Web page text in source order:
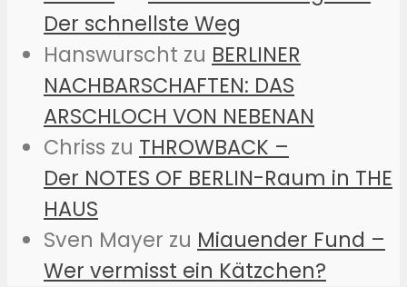
Der schnellste Weg
Hanswurscht zu BERLINER
NACHBARSCHAFTEN: DAS
ARSCHLOCH VON NEBENAN
Chriss zu THROWBACK –
Der NOTES OF BERLIN-Raum in THE
HAUS
Sven Mayer zu Miauender Fund –
Wer vermisst ein Kätzchen?